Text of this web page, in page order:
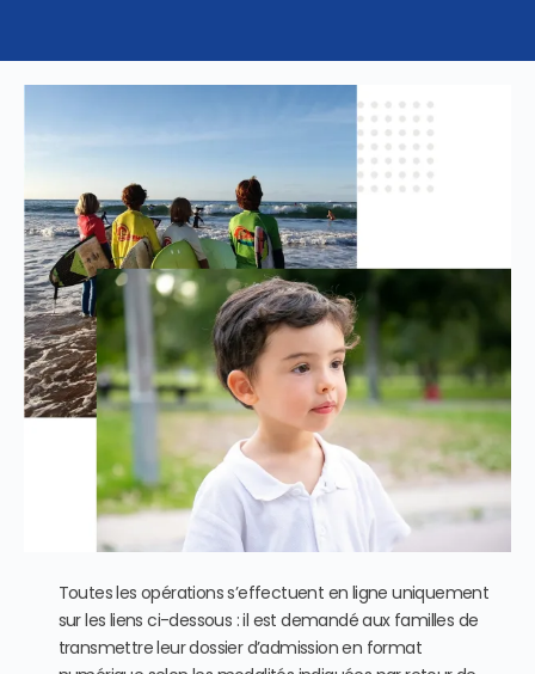
Toutes les opérations s’effectuent en ligne uniquement
sur les liens ci-dessous : il est demandé aux familles de
transmettre leur dossier d’admission en format